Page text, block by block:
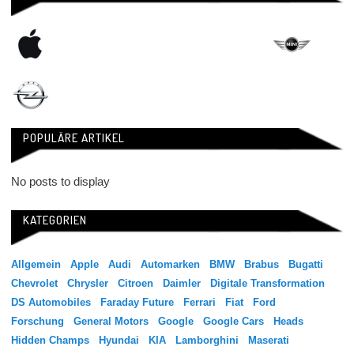
POPULÄRE ARTIKEL
No posts to display
KATEGORIEN
Allgemein Apple Audi Automarken BMW Brabus
Bugatti
Chevrolet
Chrysler Citroen Daimler
Digitale Transformation
DS Automobiles
Faraday Future Ferrari Fiat
Ford
Forschung
General Motors Google Google Cars
Heads
Hidden Champs
Hyundai KIA Lamborghini
Maserati